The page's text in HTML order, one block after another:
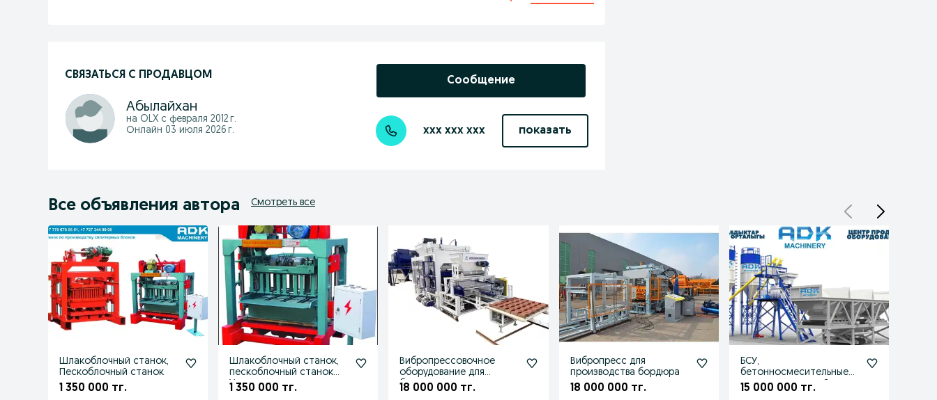
СВЯЗАТЬСЯ С ПРОДАВЦОМ
Абылайхан
на OLX с февраля 2012 г.
Онлайн 03 июля 2026 г.
Сообщение
xxx xxx xxx показать
Все объявления автора Смотреть все
Шлакоблочный станок,
Пескоблочный станок
1 350 000 тг.
Шлакоблочный станок,
пескоблочный станок
Усть каменогорск
1 350 000 тг.
Вибропрессовочное
оборудование для
брусчатки
18 000 000 тг.
Вибропресс для
производства бордюра
18 000 000 тг.
БСУ,
бетонносмесительные
узлы всех моделей
15 000 000 тг.